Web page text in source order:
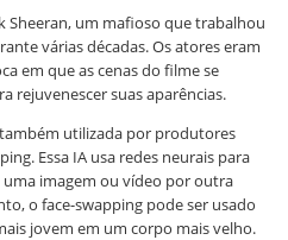
Sheeran, um mafioso que trabalhou
várias décadas. Os atores eram
em que as cenas do filme se
rejuvenescer suas aparências.
utilizada por produtores
Essa IA usa redes neurais para
uma imagem ou vídeo por outra
o face-swapping pode ser usado
jovem em um corpo mais velho.